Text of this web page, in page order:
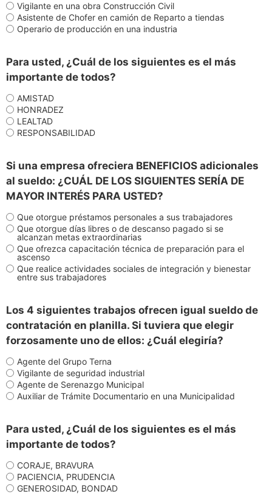
Vigilante en una obra Construcción Civil
Asistente de Chofer en camión de Reparto a tiendas
Operario de producción en una industria
Para usted, ¿Cuál de los siguientes es el más
importante de todos?
AMISTAD
HONRADEZ
LEALTAD
RESPONSABILIDAD
Si una empresa ofreciera BENEFICIOS adicionales
al sueldo: ¿CUÁL DE LOS SIGUIENTES SERÍA DE
MAYOR INTERÉS PARA USTED?
Que otorgue préstamos personales a sus trabajadores
Que otorgue días libres o de descanso pagado si se
alcanzan metas extraordinarias
Que ofrezca capacitación técnica de preparación para el
ascenso
Que realice actividades sociales de integración y bienestar
entre sus trabajadores
Los 4 siguientes trabajos ofrecen igual sueldo de
contratación en planilla. Si tuviera que elegir
forzosamente uno de ellos: ¿Cuál elegiría?
Agente del Grupo Terna
Vigilante de seguridad industrial
Agente de Serenazgo Municipal
Auxiliar de Trámite Documentario en una Municipalidad
Para usted, ¿Cuál de los siguientes es el más
importante de todos?
CORAJE, BRAVURA
PACIENCIA, PRUDENCIA
GENEROSIDAD, BONDAD